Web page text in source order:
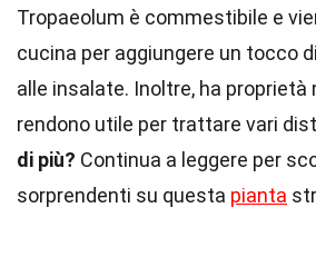
Tropaeolum è commestibile e
cucina per aggiungere un tocco
alle insalate. Inoltre, ha proprietà
rendono utile per trattare vari
di più? Continua a leggere per
sorprendenti su questa pianta